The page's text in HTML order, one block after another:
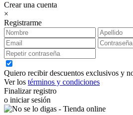
Crear una cuenta
×
Registrarme
Quiero recibir descuentos exclusivos y
Ver los términos y condiciones
Finalizar registro
o iniciar sesión